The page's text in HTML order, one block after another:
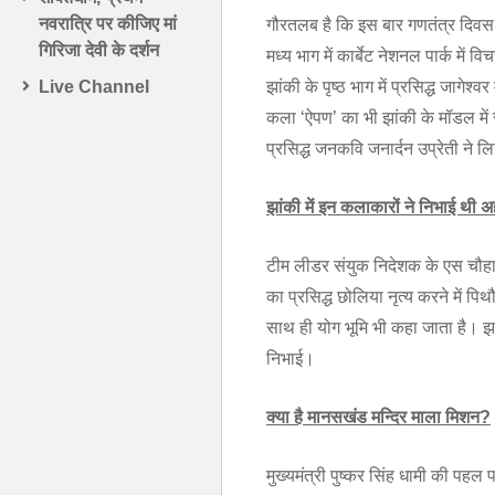
नवरात्रि पर कीजिए मां
गिरिजा देवी के दर्शन
Live Channel
गौरतलब है कि इस बार गणतंत्र
मध्य भाग में कार्बेट नेशनल पार्क में
झांकी के पृष्ठ भाग में प्रसिद्ध
कला ‘ऐपण’ का भी झांकी के मॉडल में
प्रसिद्ध जनकवि जनार्दन उप्रेती ने
झांकी में इन कलाकारों ने निभाई थी
टीम लीडर संयुक निदेशक के एस
का प्रसिद्ध छोलिया नृत्य करने में
साथ ही योग भूमि भी कहा जाता
निभाई।
क्या है मानसखंड मन्दिर माला मिशन?
मुख्यमंत्री पुष्कर सिंह धामी की पहल